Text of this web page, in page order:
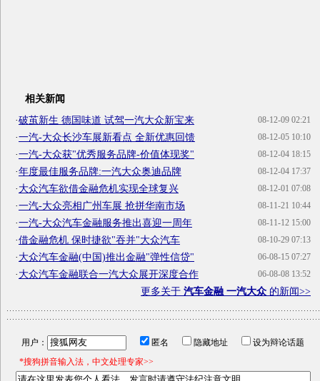
相关新闻
08-12-09 02:21
·破茧新生 德国味道 试驾一汽大众新宝来
08-12-05 10:10
·一汽-大众长沙车展新看点 全新优惠回馈
08-12-04 18:15
·一汽-大众获"优秀服务品牌-价值体现奖"
08-12-04 17:37
·年度最佳服务品牌:一汽大众奥迪品牌
08-12-01 07:08
·大众汽车欲借金融危机实现全球复兴
08-11-21 10:44
·一汽-大众亮相广州车展 抢拼华南市场
08-11-12 15:00
·一汽-大众汽车金融服务推出喜迎一周年
08-10-29 07:13
·借金融危机 保时捷欲"吞并"大众汽车
06-08-15 07:27
·大众汽车金融(中国)推出金融"弹性信贷"
06-08-08 13:52
·大众汽车金融联合一汽大众展开深度合作
更多关于 汽车金融 一汽大众 的新闻>>
用户： 匿名 隐藏地址
设为辩论话题
*搜狗拼音输入法，中文处理专家>>